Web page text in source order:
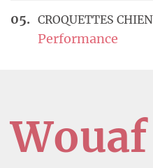
CROQUETTES
Performance
Wouaf